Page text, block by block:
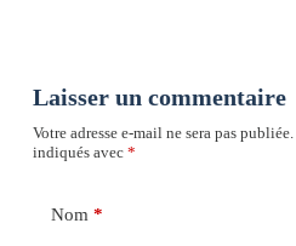
Laisser un commentaire
Votre adresse e-mail ne sera pas publiée.
indiqués avec *
Nom *